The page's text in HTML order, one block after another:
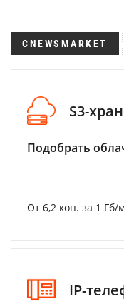
CNEWSMARKET
S3-
Подобрать
От 6,2 коп. за 1 Гб/
IP-